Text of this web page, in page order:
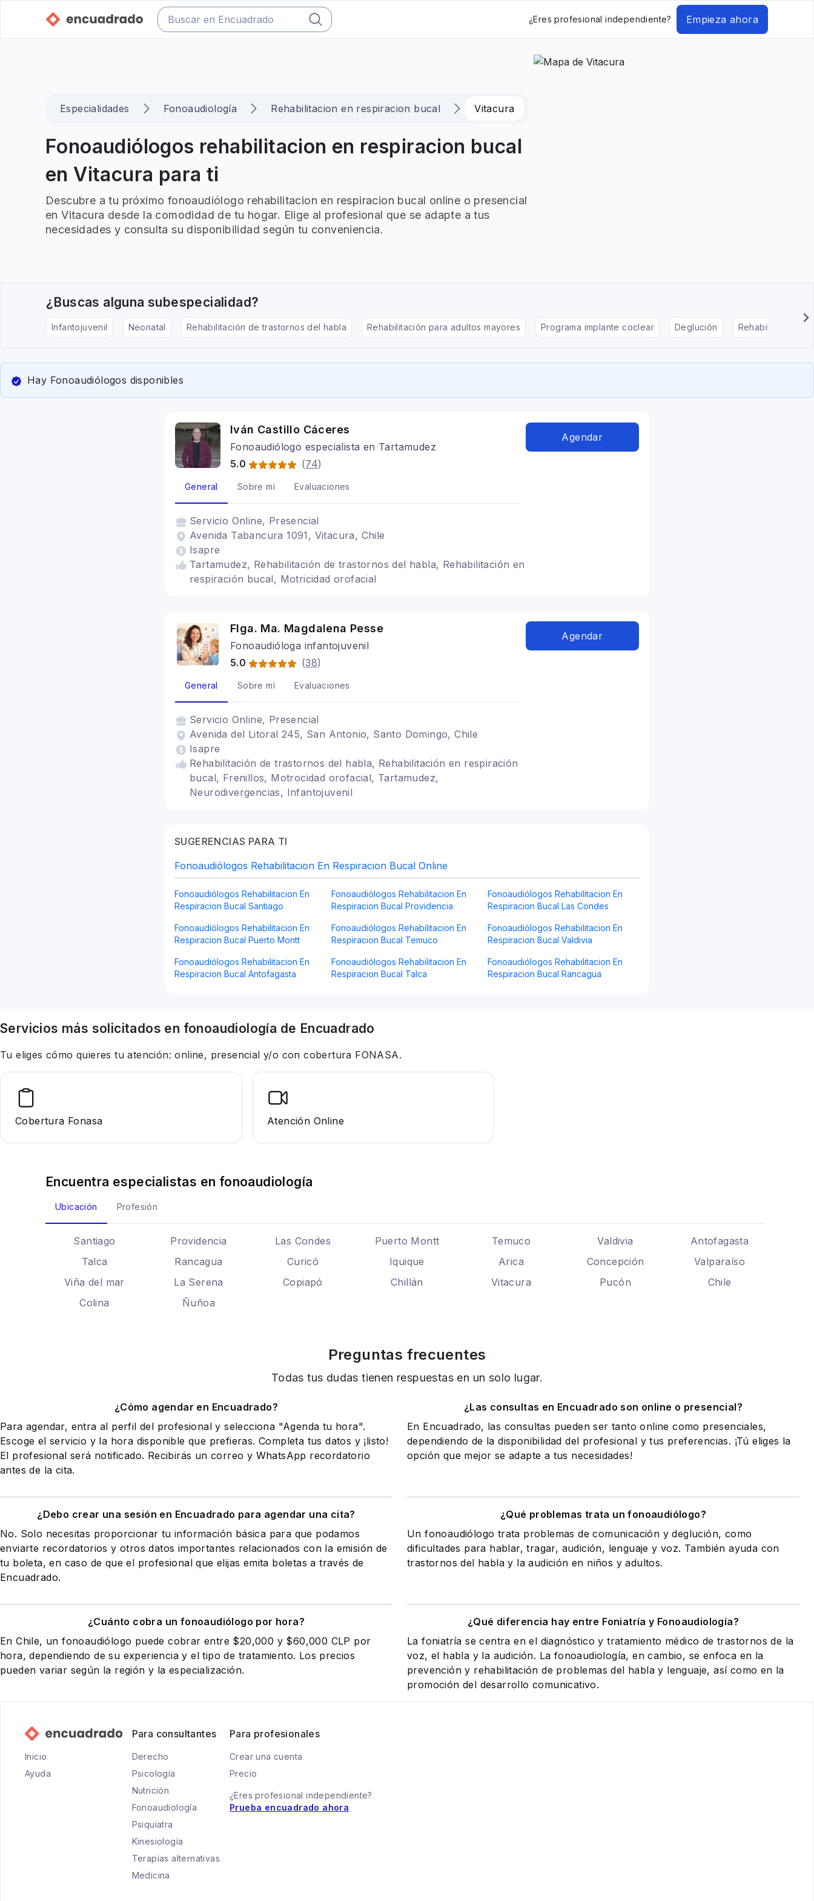
¿Eres profesional independiente? Empieza ahora
Especialidades Fonoaudiología Rehabilitacion en respiracion bucal Vitacura
Fonoaudiólogos rehabilitacion en respiracion bucal
en Vitacura para ti
Descubre a tu próximo fonoaudiólogo rehabilitacion en respiracion bucal online o presencial
en Vitacura desde la comodidad de tu hogar. Elige al profesional que se adapte a tus
necesidades y consulta su disponibilidad según tu conveniencia.
¿Buscas alguna subespecialidad?
Infantojuvenil Neonatal Rehabilitación de trastornos del habla Rehabilitación para adultos mayores Programa implante coclear Deglución Rehabilitación
Hay Fonoaudiólogos disponibles
Iván Castillo Cáceres
Fonoaudiólogo especialista en Tartamudez
5.0
(74)
General Sobre mí Evaluaciones
Servicio Online, Presencial
Avenida Tabancura 1091, Vitacura, Chile
Isapre
Tartamudez, Rehabilitación de trastornos del habla, Rehabilitación en
respiración bucal, Motricidad orofacial
Agendar
Flga. Ma. Magdalena Pesse
Fonoaudióloga infantojuvenil
5.0
(38)
General Sobre mí Evaluaciones
Servicio Online, Presencial
Avenida del Litoral 245, San Antonio, Santo Domingo, Chile
Isapre
Rehabilitación de trastornos del habla, Rehabilitación en respiración
bucal, Frenillos, Motrocidad orofacial, Tartamudez,
Neurodivergencias, Infantojuvenil
Agendar
SUGERENCIAS PARA TI
Fonoaudiólogos Rehabilitacion En Respiracion Bucal Online
Fonoaudiólogos Rehabilitacion En
Respiracion Bucal Santiago
Fonoaudiólogos Rehabilitacion En
Respiracion Bucal Providencia
Fonoaudiólogos Rehabilitacion En
Respiracion Bucal Las Condes
Fonoaudiólogos Rehabilitacion En
Respiracion Bucal Puerto Montt
Fonoaudiólogos Rehabilitacion En
Respiracion Bucal Temuco
Fonoaudiólogos Rehabilitacion En
Respiracion Bucal Valdivia
Fonoaudiólogos Rehabilitacion En
Respiracion Bucal Antofagasta
Fonoaudiólogos Rehabilitacion En
Respiracion Bucal Talca
Fonoaudiólogos Rehabilitacion En
Respiracion Bucal Rancagua
Servicios más solicitados en fonoaudiología de Encuadrado
Tu eliges cómo quieres tu atención: online, presencial y/o con cobertura FONASA.
Cobertura Fonasa Atención Online
Encuentra especialistas en fonoaudiología
Ubicación Profesión
Santiago Providencia Las Condes Puerto Montt Temuco Valdivia
Antofagasta
Talca
Rancagua Curicó Iquique Arica Concepción
Valparaíso
Viña del mar
La Serena Copiapó Chillán Vitacura Pucón
Chile
Colina
Ñuñoa
Preguntas frecuentes
Todas tus dudas tienen respuestas en un solo lugar.
¿Cómo agendar en Encuadrado?
Para agendar, entra al perfil del profesional y selecciona "Agenda tu hora".
Escoge el servicio y la hora disponible que prefieras. Completa tus datos y ¡listo!
El profesional será notificado. Recibirás un correo y WhatsApp recordatorio
antes de la cita.
¿Las consultas en Encuadrado son online o presencial?
En Encuadrado, las consultas pueden ser tanto online como presenciales,
dependiendo de la disponibilidad del profesional y tus preferencias. ¡Tú eliges la
opción que mejor se adapte a tus necesidades!
¿Debo crear una sesión en Encuadrado para agendar una cita?
No. Solo necesitas proporcionar tu información básica para que podamos
enviarte recordatorios y otros datos importantes relacionados con la emisión de
tu boleta, en caso de que el profesional que elijas emita boletas a través de
Encuadrado.
¿Qué problemas trata un fonoaudiólogo?
Un fonoaudiólogo trata problemas de comunicación y deglución, como
dificultades para hablar, tragar, audición, lenguaje y voz. También ayuda con
trastornos del habla y la audición en niños y adultos.
¿Cuánto cobra un fonoaudiólogo por hora?
En Chile, un fonoaudiólogo puede cobrar entre $20,000 y $60,000 CLP por
hora, dependiendo de su experiencia y el tipo de tratamiento. Los precios
pueden variar según la región y la especialización.
¿Qué diferencia hay entre Foniatría y Fonoaudiología?
La foniatría se centra en el diagnóstico y tratamiento médico de trastornos de la
voz, el habla y la audición. La fonoaudiología, en cambio, se enfoca en la
prevención y rehabilitación de problemas del habla y lenguaje, así como en la
promoción del desarrollo comunicativo.
Inicio
Ayuda
Para consultantes
Derecho
Psicología
Nutrición
Fonoaudiología
Psiquiatra
Kinesiología
Terapias alternativas
Medicina
Para profesionales
Crear una cuenta
Precio
¿Eres profesional independiente?
Prueba encuadrado ahora